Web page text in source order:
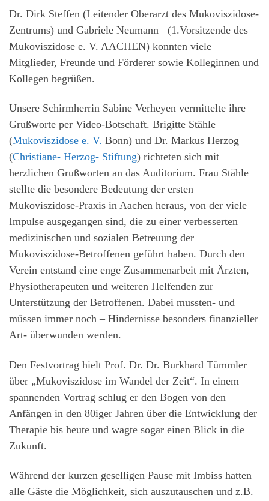
Dr. Dirk Steffen (Leitender Oberarzt des Mukoviszidose-
Zentrums) und Gabriele Neumann (1.Vorsitzende des
Mukoviszidose e. V. AACHEN) konnten viele
Mitglieder, Freunde und Förderer sowie Kolleginnen und
Kollegen begrüßen.
Unsere Schirmherrin Sabine Verheyen vermittelte ihre
Grußworte per Video-Botschaft. Brigitte Stähle
(Mukoviszidose e. V. Bonn) und Dr. Markus Herzog
(Christiane- Herzog- Stiftung) richteten sich mit
herzlichen Grußworten an das Auditorium. Frau Stähle
stellte die besondere Bedeutung der ersten
Mukoviszidose-Praxis in Aachen heraus, von der viele
Impulse ausgegangen sind, die zu einer verbesserten
medizinischen und sozialen Betreuung der
Mukoviszidose-Betroffenen geführt haben. Durch den
Verein entstand eine enge Zusammenarbeit mit Ärzten,
Physiotherapeuten und weiteren Helfenden zur
Unterstützung der Betroffenen. Dabei mussten- und
müssen immer noch – Hindernisse besonders finanzieller
Art- überwunden werden.
Den Festvortrag hielt Prof. Dr. Dr. Burkhard Tümmler
über „Mukoviszidose im Wandel der Zeit“. In einem
spannenden Vortrag schlug er den Bogen von den
Anfängen in den 80iger Jahren über die Entwicklung der
Therapie bis heute und wagte sogar einen Blick in die
Zukunft.
Während der kurzen geselligen Pause mit Imbiss hatten
alle Gäste die Möglichkeit, sich auszutauschen und z.B.